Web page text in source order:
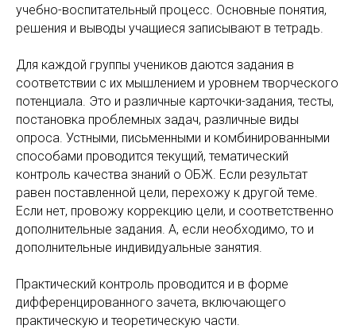
учебно-воспитательный процесс. Основные понятия,
решения и выводы учащиеся записывают в тетрадь.
Для каждой группы учеников даются задания в
соответствии с их мышлением и уровнем творческого
потенциала. Это и различные карточки-задания, тесты,
постановка проблемных задач, различные виды
опроса. Устными, письменными и комбинированными
способами проводится текущий, тематический
контроль качества знаний о ОБЖ. Если результат
равен поставленной цели, перехожу к другой теме.
Если нет, провожу коррекцию цели, и соответственно
дополнительные задания. А, если необходимо, то и
дополнительные индивидуальные занятия.
Практический контроль проводится и в форме
дифференцированного зачета, включающего
практическую и теоретическую части.